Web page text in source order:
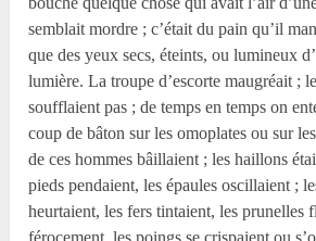
semblait mordre ; c’était du pain qu’il
que des yeux secs, éteints, ou lumineux
lumière. La troupe d’escorte maugréait ;
soufflaient pas ; de temps en temps on
coup de bâton sur les omoplates ou sur
de ces hommes bâillaient ; les haillons
pieds pendaient, les épaules oscillaient ;
heurtaient, les fers tintaient, les prunelles